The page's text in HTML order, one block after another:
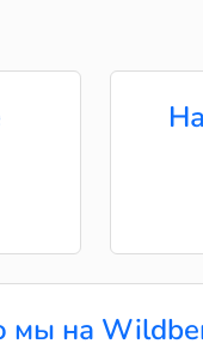
мы на